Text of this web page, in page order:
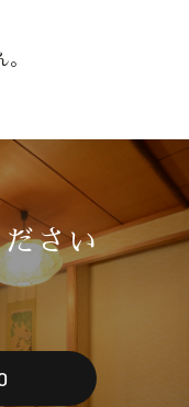
さい